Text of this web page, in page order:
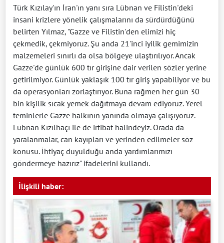
Türk Kızılay'ın İran'ın yanı sıra Lübnan ve Filistin'deki
insani krizlere yönelik çalışmalarını da sürdürdüğünü
belirten Yılmaz, "Gazze ve Filistin'den elimizi hiç
çekmedik, çekmiyoruz. Şu anda 21'inci iyilik gemimizin
malzemeleri sınırlı da olsa bölgeye ulaştırılıyor. Ancak
Gazze'de günlük 600 tır girişine dair verilen sözler yerine
getirilmiyor. Günlük yaklaşık 100 tır giriş yapabiliyor ve bu
da operasyonları zorlaştırıyor. Buna rağmen her gün 30
bin kişilik sıcak yemek dağıtmaya devam ediyoruz. Yerel
teminlerle Gazze halkının yanında olmaya çalışıyoruz.
Lübnan Kızılhaçı ile de irtibat halindeyiz. Orada da
yaralanmalar, can kayıpları ve yerinden edilmeler söz
konusu. İhtiyaç duyulduğu anda yardımlarımızı
göndermeye hazırız" ifadelerini kullandı.
İlişkili haber: